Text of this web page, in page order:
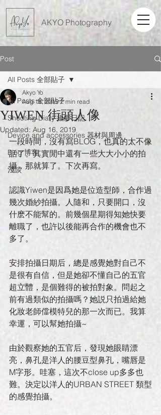
AKYO Photography
Post
All Posts 全部貼子
Shooting Diary 攝影日記
Device and accessories 器材與周邊
Blog 博客
淺談
All Posts 全部貼子
YIWEN 街頭人像
Akyo Yo
Aug 16, 2019 2 min read
Updated: Aug 16, 2019
一段時間，沒有寫BLOG，也真的太不像
話了。其實閒中還有一些大大小小的拍
攝，那就算了。下次再寫。
認識Yiwen是因爲她是位造型師，合作過
幾次婚紗拍攝。人隨和，只要開口，沒
什麽不能幫的。前幾個星期得知她快要
離職了，也許以後能再合作的機會也不
多了。
安排拍攝日期后，總是感覺她對自己不
是很有自信，但是她卻不懂自己的五官
超立體，是個難得的被拍對象。問起之
前有過類似的拍攝嗎？她説只拍過給她
化妝老師儅模特兒的那一次而已。我算
幸運，可以幫她拍攝~
由於觀察她的五官后，發現她眼睛漂
亮，鼻孔是洋人的腰豆型鼻孔，嘴唇是
M字形。哇塞，這次不close up多多也
難。決定以洋人的URBAN STREET 類型
的感覺拍攝。